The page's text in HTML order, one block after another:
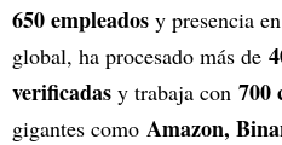
650 empleados y presencia en
global, ha procesado más de
verificadas y trabaja con 700
gigantes como Amazon,